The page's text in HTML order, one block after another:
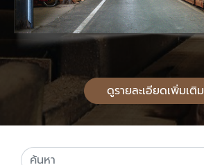
ดูรายละเอียดเพิ่มเติม